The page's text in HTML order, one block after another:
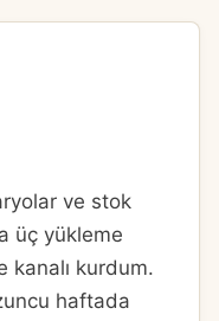
ve stok
üç yükleme
kanalı kurdum.
haftada